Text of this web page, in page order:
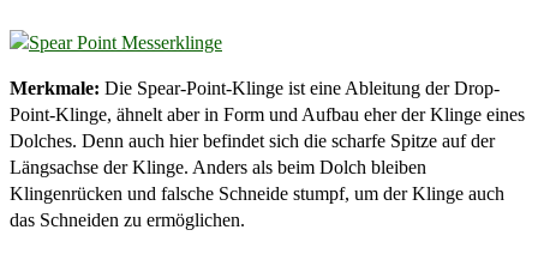
Merkmale: Die Spear-Point-Klinge ist eine Ableitung der Drop-
Point-Klinge, ähnelt aber in Form und Aufbau eher der Klinge eines
Dolches. Denn auch hier befindet sich die scharfe Spitze auf der
Längsachse der Klinge. Anders als beim Dolch bleiben
Klingenrücken und falsche Schneide stumpf, um der Klinge auch
das Schneiden zu ermöglichen.